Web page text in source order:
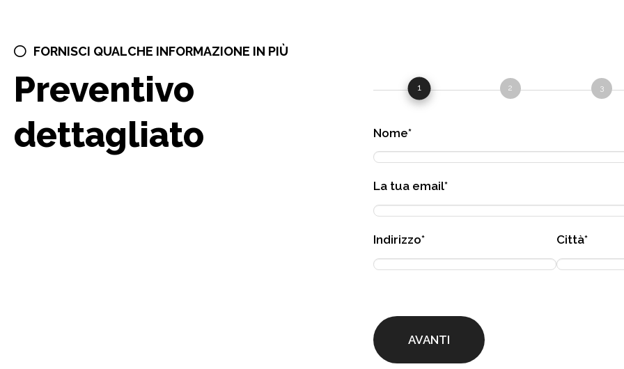
FORNISCI QUALCHE INFORMAZIONE IN PIÙ
Preventivo
dettagliato
1 2 3
Nome*
La tua email*
Indirizzo* Città*
AVANTI